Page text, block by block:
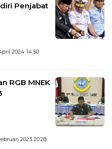
Penjabat
2024 14:50
RGB MNEK
2023 20:28